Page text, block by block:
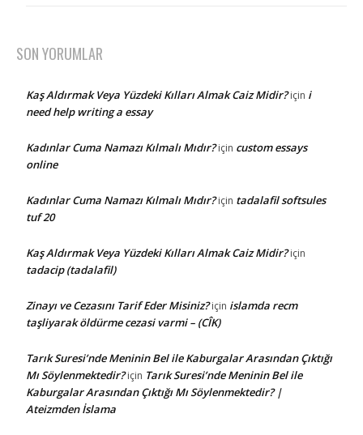
SON YORUMLAR
Kaş Aldırmak Veya Yüzdeki Kılları Almak Caiz Midir?için i
need help writing a essay
Kadınlar Cuma Namazı Kılmalı Mıdır?için custom essays
online
Kadınlar Cuma Namazı Kılmalı Mıdır?için tadalafil softsules
tuf 20
Kaş Aldırmak Veya Yüzdeki Kılları Almak Caiz Midir?için
tadacip (tadalafil)
Zinayı ve Cezasını Tarif Eder Misiniz?için islamda recm
taşliyarak öldürme cezasi varmi – (CÎK)
Tarık Suresi’nde Meninin Bel ile Kaburgalar Arasından Çıktığı
Mı Söylenmektedir?için Tarık Suresi’nde Meninin Bel ile
Kaburgalar Arasından Çıktığı Mı Söylenmektedir? |
Ateizmden İslama